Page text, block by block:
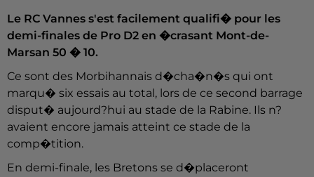
Le RC Vannes s'est facilement qualifi� pour les
demi-finales de Pro D2 en �crasant Mont-de-
Marsan 50 � 10.
Ce sont des Morbihannais d�cha�n�s qui ont
marqu� six essais au total, lors de ce second barrage
disput� aujourd?hui au stade de la Rabine. Ils n?
avaient encore jamais atteint ce stade de la
comp�tition.
En demi-finale, les Bretons se d�placeront